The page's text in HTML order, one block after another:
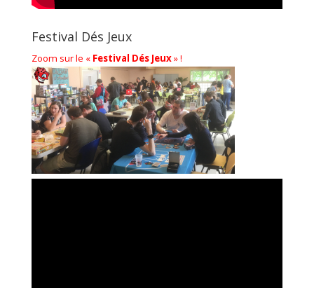
Festival Dés Jeux
Zoom sur le « Festival Dés Jeux» !